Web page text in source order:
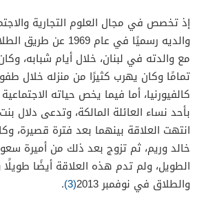
إذ تخصص في مجال العلوم التجارية
والديه رسميًا في عام
مع والدته في لبنان، خلال أيام شبابه،
تمامًا وكان يهرب كثيرًا من منزله خلال
كالفيورنيا، أما فيما يخص حياته
بأحد نساء العائلة المالكة، وتدعى دلال
انتهت العلاقة بينهما بعد فترة قصيرة،
خالد وريم، ثم تزوج بعد ذلك من أميرة
الطويل، ولم تدم هذه العلاقة أيضًا طويلًا
والطلاق في نوفمبر 2013
(3)
.